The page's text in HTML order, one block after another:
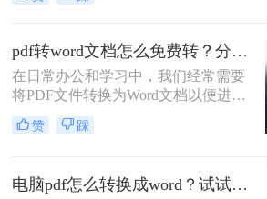
用途，掌握几种有效的PDF转Word方
word呢？本文将详细介绍几种常用的
转换方式。
pdf转word文档怎么免费转？分享6种常用方法详解！
在日常办公和学习中，我们经常需要
将PDF文件转换为Word文档以便进行
编辑和修改。虽然市面上有许多付费
的PDF转Word工具，但也有很多免费
将详细介绍几种常用的免费PDF转
赞 踩
电脑pdf怎么转换成word？试试这几种常用方法！